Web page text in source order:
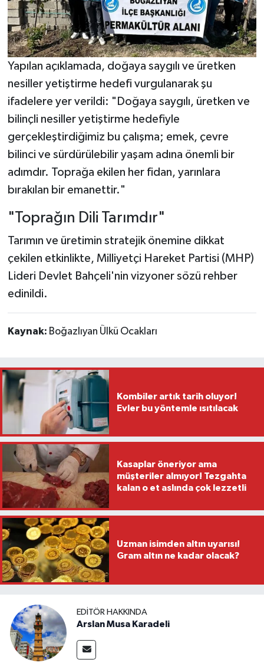
Yapılan açıklamada, doğaya saygılı ve üretken
nesiller yetiştirme hedefi vurgulanarak şu
ifadelere yer verildi: "Doğaya saygılı, üretken ve
bilinçli nesiller yetiştirme hedefiyle
gerçekleştirdiğimiz bu çalışma; emek, çevre
bilinci ve sürdürülebilir yaşam adına önemli bir
adımdır. Toprağa ekilen her fidan, yarınlara
bırakılan bir emanettir."
"Toprağın Dili Tarımdır"
Tarımın ve üretimin stratejik önemine dikkat
çekilen etkinlikte, Milliyetçi Hareket Partisi (MHP)
Lideri Devlet Bahçeli'nin vizyoner sözü rehber
edinildi.
Kaynak: Boğazlıyan Ülkü Ocakları
Kombiler artık tarih oluyor!
Evler bu yöntemle ısıtılacak
Kasaplar öneriyor ama
müşteriler almıyor! Tezgahta
kalan o et aslında çok lezzetli
Uzman isimden altın uyarısı!
Gram altın ne kadar olacak?
EDITÖR HAKKINDA
Arslan Musa Karadeli